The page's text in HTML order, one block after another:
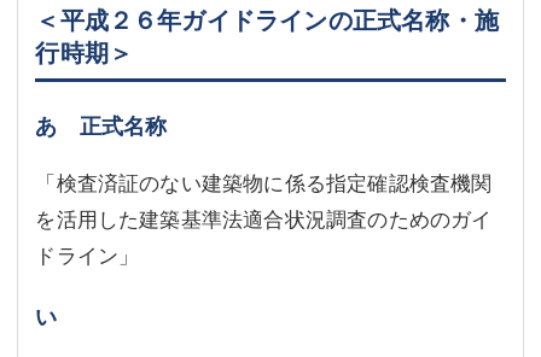
＜平成２６年ガイドラインの正式名称・施
行時期＞
あ 正式名称
「検査済証のない建築物に係る指定確認検査機関
を活用した建築基準法適合状況調査のためのガイ
ドライン」
い